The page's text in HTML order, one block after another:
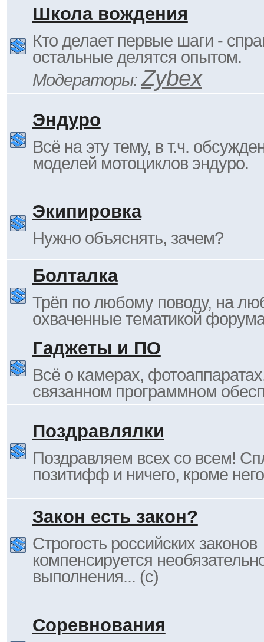
Школа вождения
Кто делает первые шаги -
остальные делятся опытом.
Модераторы:Zybex
Эндуро
Всё на эту тему, в т.ч.
моделей мотоциклов эндуро.
Экипировка
Нужно объяснять, зачем?
Болталка
Трёп по любому поводу, на
охваченные тематикой
Гаджеты и ПО
Всё о камерах,
связанном программном
Поздравлялки
Поздравляем всех со всем!
позитифф и ничего, кроме
Закон есть закон?
Строгость российских законов
компенсируется
выполнения... (c)
Соревнования